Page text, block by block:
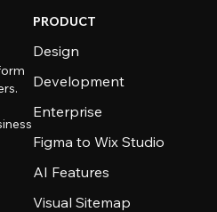
PRODUCT
Design
Development
Enterprise
Figma to Wix Studio
AI Features
Visual Sitemap